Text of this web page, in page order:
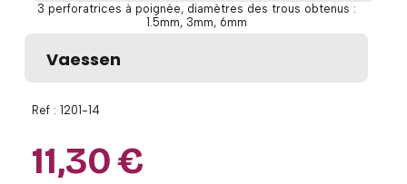
3 perforatrices à poignée, diamètres des trous obtenus :
1.5mm, 3mm, 6mm
Vaessen
Ref : 1201-14
11,30€